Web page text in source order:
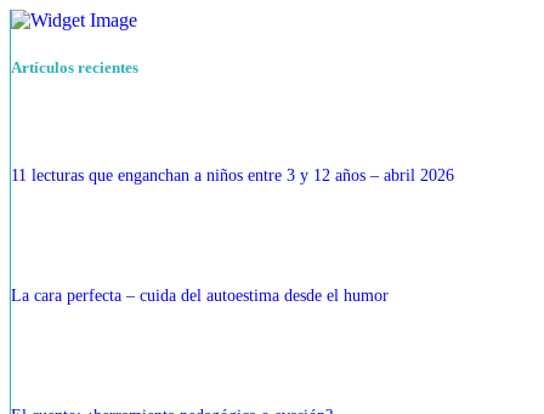
Artículos recientes
11 lecturas que enganchan a niños entre 3 y 12 años – abril 2026
La cara perfecta – cuida del autoestima desde el humor